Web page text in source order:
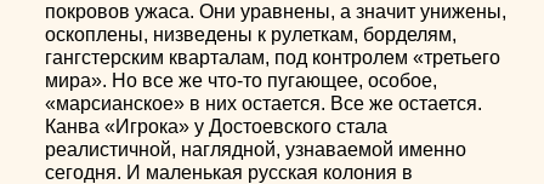
покровов ужаса. Они уравнены, а значит унижены,
оскоплены, низведены к рулеткам, борделям,
гангстерским кварталам, под контролем «третьего
мира». Но все же что-то пугающее, особое,
«марсианское» в них остается. Все же остается.
Канва «Игрока» у Достоевского стала
реалистичной, наглядной, узнаваемой именно
сегодня. И маленькая русская колония в